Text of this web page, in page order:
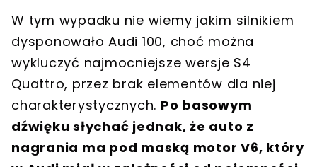
W tym wypadku nie wiemy jakim silnikiem
dysponowało Audi 100, choć można
wykluczyć najmocniejsze wersje S4
Quattro, przez brak elementów dla niej
charakterystycznych. Po basowym
dźwięku słychać jednak, że auto z
nagrania ma pod maską motor V6, który